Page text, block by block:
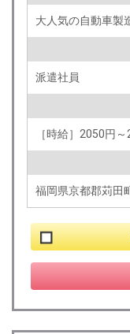
大人気の自動車製
派遣社員
［時給］2050円
福岡県京都郡苅田